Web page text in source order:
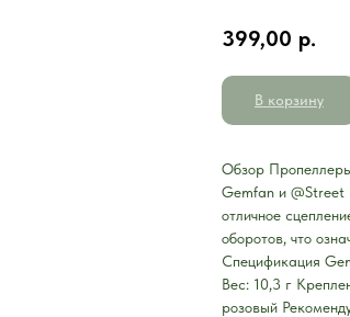
399,00 р.
В корзину
Обзор
Gemfan и @Street
отличное
оборотов, что
Спецификация
Вес: 10,3 г
розовый